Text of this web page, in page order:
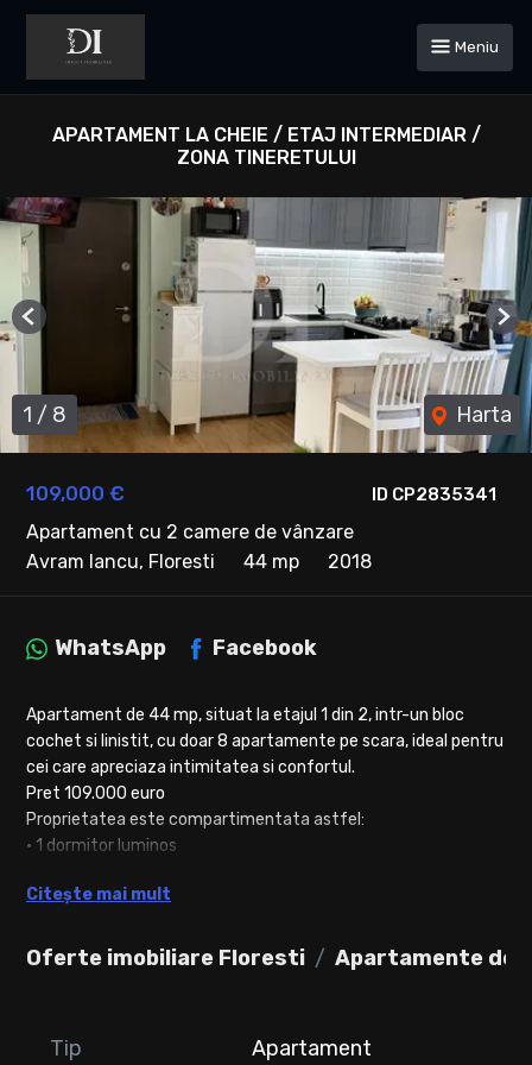
Meniu
APARTAMENT LA CHEIE / ETAJ INTERMEDIAR /
ZONA TINERETULUI
ID CP2835341
109,000 €
Apartament cu 2 camere de vânzare
Avram Iancu, Floresti
44 mp 2018
1 / 8 Harta
Previous
Oferte imobiliare Floresti Apartamente de
WhatsApp Facebook
Apartament de 44 mp, situat la etajul 1 din 2, intr-un bloc
cochet si linistit, cu doar 8 apartamente pe scara, ideal pentru
cei care apreciaza intimitatea si confortul.
Pret 109.000 euro
Proprietatea este compartimentata astfel:
• 1 dormitor luminos
• Living open space cu bucatarie complet utilata
• 1 dressing de 3 m si 1 dressing de 1,6 m, oferind spatiu
• Parchet din lemn masiv
Citește mai mult
Tip
Apartament